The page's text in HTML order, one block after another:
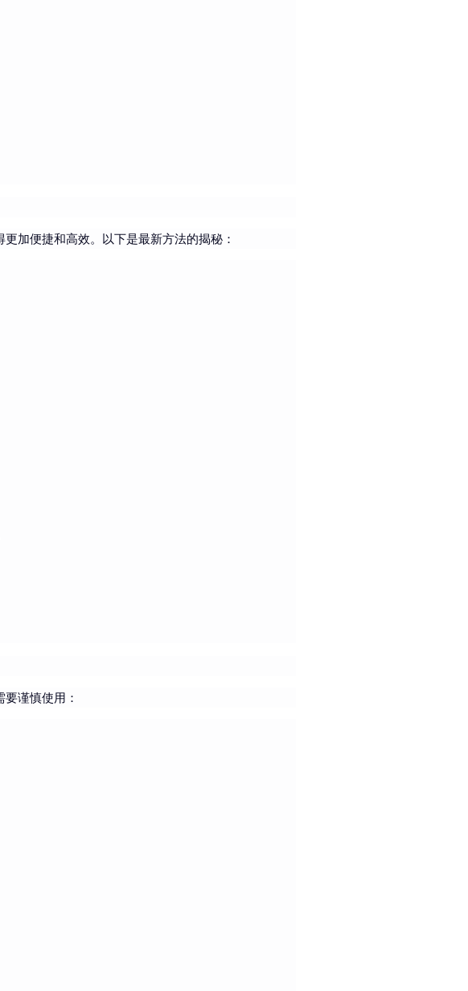
加便捷和高效。以下是最新方法的揭秘：
谨慎使用：